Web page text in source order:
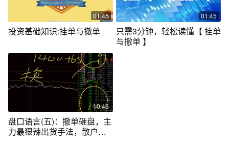
01:45
投资基础知识:挂单与撤单
01:45
只需3分钟，轻松读懂【 挂单
与撤单 】
10:46
盘口语言(五)：撤单砸盘，主
力最狠辣出货手法，散户碰